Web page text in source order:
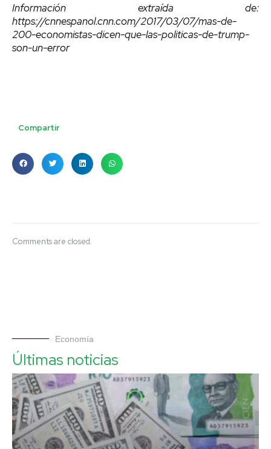
Información extraída de:
https://cnnespanol.cnn.com/2017/03/07/mas-de-
200-economistas-dicen-que-las-politicas-de-trump-
son-un-error
Compartir
Comments are closed.
Economía
Últimas noticias